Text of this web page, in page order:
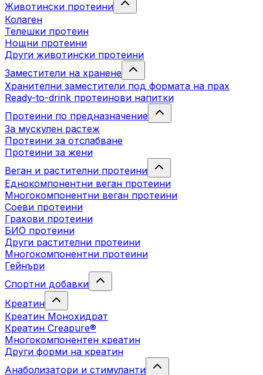
Животински протеини
Колаген
Телешки протеин
Нощни протеини
Други животински протеини
Заместители на хранене
Хранителни заместители под формата на прах
Ready-to-drink протеинови напитки
Протеини по предназначение
За мускулен растеж
Протеини за отслабване
Протеини за жени
Веган и растителни протеини
Еднокомпонентни веган протеини
Многокомпонентни веган протеини
Соеви протеини
Грахови протеини
БИО протеини
Други растителни протеини
Многокомпонентни протеини
Гейнъри
Спортни добавки
Креатин
Креатин Монохидрат
Креатин Creapure®
Многокомпонентен креатин
Други форми на креатин
Анаболизатори и стимуланти